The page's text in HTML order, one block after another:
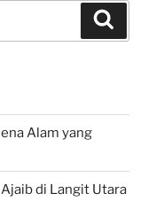
Alam yang
di Langit Utara